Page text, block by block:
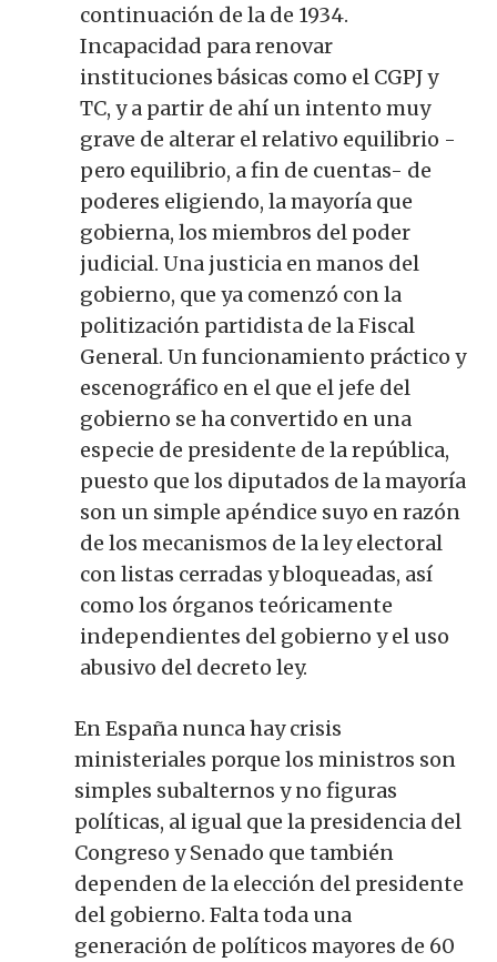
continuación de la de 1934.
Incapacidad para renovar
instituciones básicas como el CGPJ y
TC, y a partir de ahí un intento muy
grave de alterar el relativo equilibrio -
pero equilibrio, a fin de cuentas- de
poderes eligiendo, la mayoría que
gobierna, los miembros del poder
judicial. Una justicia en manos del
gobierno, que ya comenzó con la
politización partidista de la Fiscal
General. Un funcionamiento práctico y
escenográfico en el que el jefe del
gobierno se ha convertido en una
especie de presidente de la república,
puesto que los diputados de la mayoría
son un simple apéndice suyo en razón
de los mecanismos de la ley electoral
con listas cerradas y bloqueadas, así
como los órganos teóricamente
independientes del gobierno y el uso
abusivo del decreto ley.
En España nunca hay crisis
ministeriales porque los ministros son
simples subalternos y no figuras
políticas, al igual que la presidencia del
Congreso y Senado que también
dependen de la elección del presidente
del gobierno. Falta toda una
generación de políticos mayores de 60